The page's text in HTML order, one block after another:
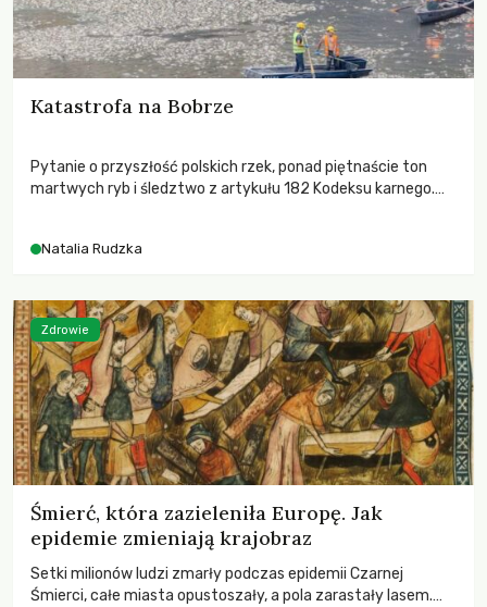
Katastrofa na Bobrze
Pytanie o przyszłość polskich rzek, ponad piętnaście ton
martwych ryb i śledztwo z artykułu 182 Kodeksu karnego.
zdarzeń prowadzących do biologicznej śmierci rzeki.
Natalia Rudzka
Śmierć, która zazieleniła Europę. Jak
epidemie zmieniają krajobraz
Setki milionów ludzi zmarły podczas epidemii Czarnej
Śmierci, całe miasta opustoszały, a pola zarastały lasem.
Zdrowie